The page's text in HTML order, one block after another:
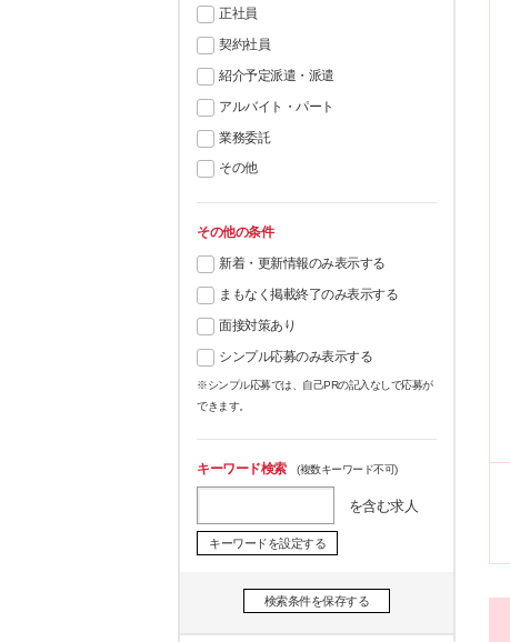
正社員
契約社員
紹介予定派遣・派遣
アルバイト・パート
業務委託
その他
その他の条件
新着・更新情報のみ表示する
まもなく掲載終了のみ表示する
面接対策あり
シンプル応募のみ表示する
※シンプル応募では、自己PRの記入なしで応募が
できます。
キーワード検索(複数キーワード不可)
を含む求人
キーワードを設定する
検索条件を保存する